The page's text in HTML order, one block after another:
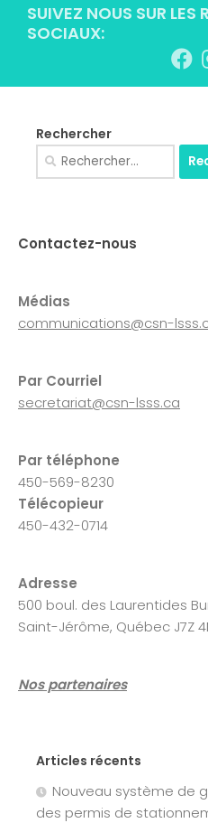
SUIVEZ NOUS SUR LES
SOCIAUX:
Rechercher
Rechercher :
Contactez-nous
Médias
communications@csn-
Par Courriel
secretariat@csn-lsss.ca
Par téléphone
450-569-8230
Télécopieur
450-432-0714
Adresse
500 boul. des Laurentides
Saint-Jérôme, Québec J7Z
Nos partenaires
Articles récents
Nouveau système de
des permis de